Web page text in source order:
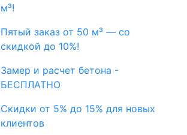
м³!
Пятый заказ от 50 м³ — со
скидкой до 10%!
Замер и расчет бетона -
БЕСПЛАТНО
Скидки от 5% до 15% для новых
клиентов